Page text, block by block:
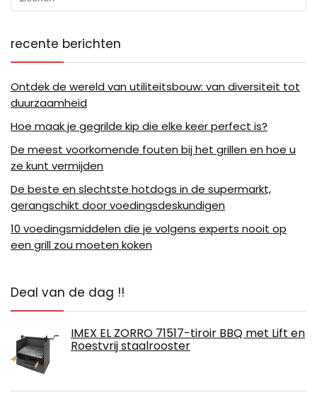
recente berichten
Ontdek de wereld van utiliteitsbouw: van diversiteit tot
duurzaamheid
Hoe maak je gegrilde kip die elke keer perfect is?
De meest voorkomende fouten bij het grillen en hoe u
ze kunt vermijden
De beste en slechtste hotdogs in de supermarkt,
gerangschikt door voedingsdeskundigen
10 voedingsmiddelen die je volgens experts nooit op
een grill zou moeten koken
Deal van de dag !!
IMEX EL ZORRO 71517-tiroir BBQ met Lift en
Roestvrij staalrooster